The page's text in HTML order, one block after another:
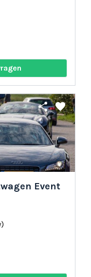
share favorite
Event